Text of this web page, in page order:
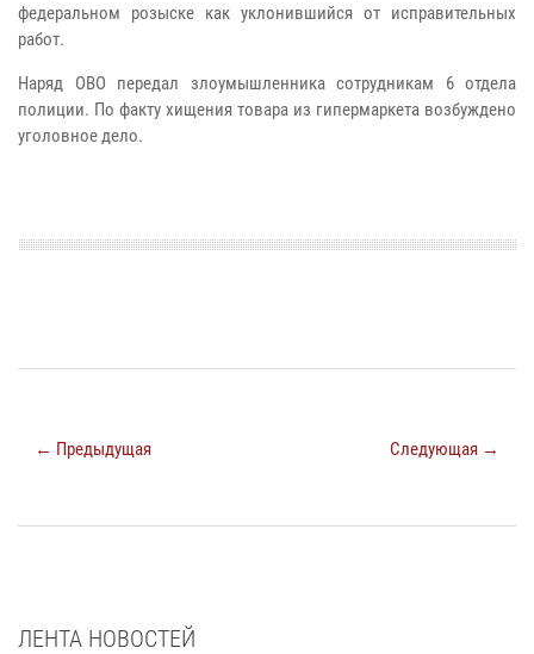
федеральном розыске как уклонившийся от исправительных
работ.
Наряд ОВО передал злоумышленника сотрудникам 6 отдела
полиции. По факту хищения товара из гипермаркета возбуждено
уголовное дело.
← Предыдущая Следующая →
ЛЕНТА НОВОСТЕЙ